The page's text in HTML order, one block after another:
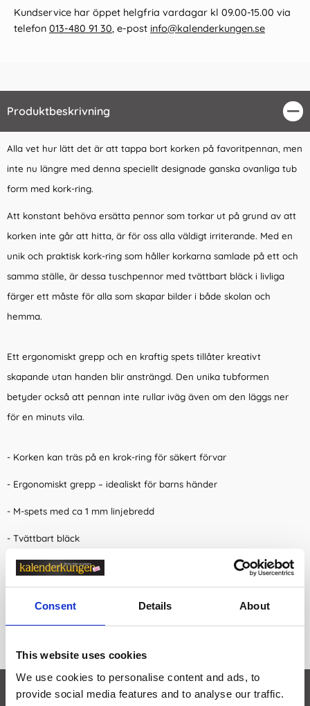
Consent Details About
This website uses cookies
We use cookies to personalise content and ads, to
provide social media features and to analyse our traffic.
Kundservice har öppet helgfria vardagar kl 09.00-15.00 via
telefon 013-480 91 30, e-post info@kalenderkungen.se
Produktbeskrivning
Alla vet hur lätt det är att tappa bort korken på favoritpennan, men
inte nu längre med denna speciellt designade ganska ovanliga tub
form med kork-ring.
Att konstant behöva ersätta pennor som torkar ut på grund av att
korken inte går att hitta, är för oss alla väldigt irriterande. Med en
unik och praktisk kork-ring som håller korkarna samlade på ett och
samma ställe, är dessa tuschpennor med tvättbart bläck i livliga
färger ett måste för alla som skapar bilder i både skolan och
hemma.
Ett ergonomiskt grepp och en kraftig spets tillåter kreativt
skapande utan handen blir ansträngd. Den unika tubformen
betyder också att pennan inte rullar iväg även om den läggs ner
för en minuts vila.
- Korken kan träs på en krok-ring för säkert förvar
- Ergonomiskt grepp – idealiskt för barns händer
- M-spets med ca 1 mm linjebredd
- Tvättbart bläck
-Kan vara utan kork i upp till 24 timmar utan att torka
Egenskaper